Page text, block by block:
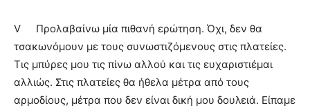
V
Προλαβαίνω μία πιθανή ερώτηση. Όχι, δεν θα
τσακωνόμουν με τους συνωστιζόμενους στις πλατείες.
Τις μπύρες μου τις πίνω αλλού και τις ευχαριστιέμαι
αλλιώς. Στις πλατείες θα ήθελα μέτρα από τους
αρμοδίους, μέτρα που δεν είναι δική μου δουλειά. Είπαμε